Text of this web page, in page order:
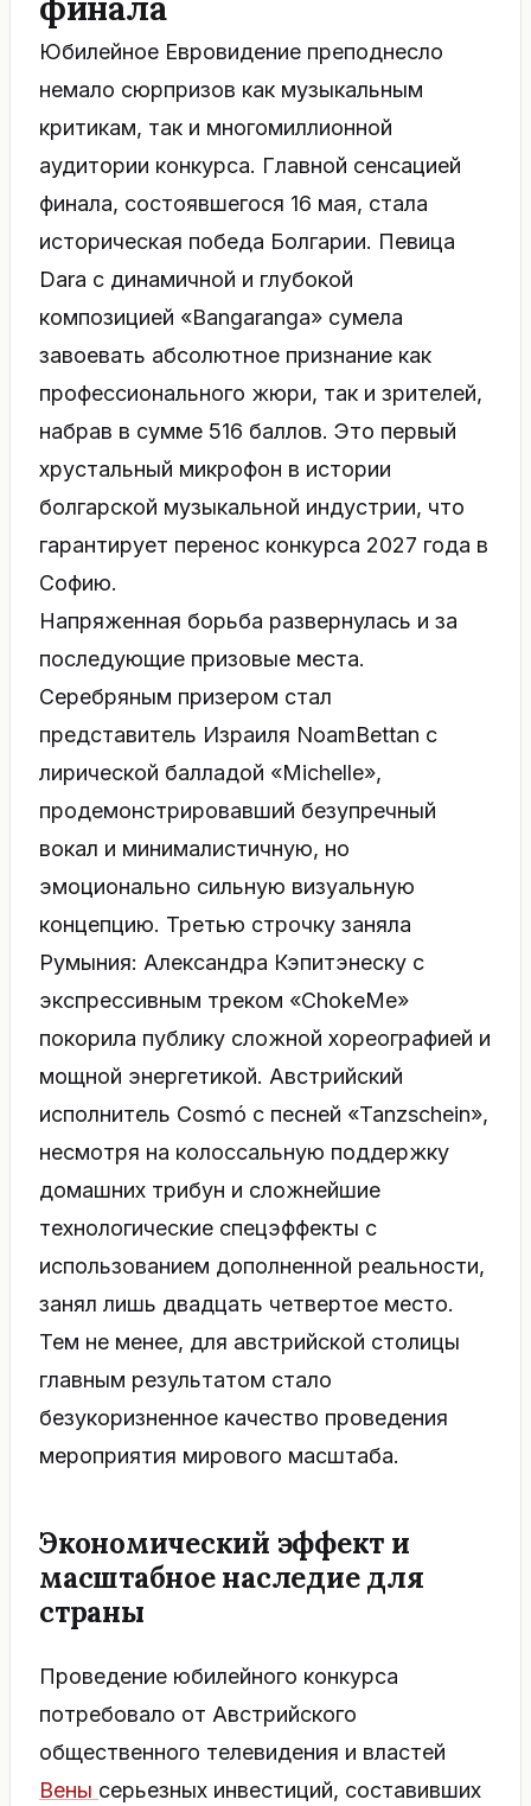
Юбилейное Евровидение преподнесло
немало сюрпризов как музыкальным
критикам, так и многомиллионной
аудитории конкурса. Главной сенсацией
финала, состоявшегося 16 мая, стала
историческая победа Болгарии. Певица
Dara с динамичной и глубокой
композицией «Bangaranga» сумела
завоевать абсолютное признание как
профессионального жюри, так и зрителей,
набрав в сумме 516 баллов. Это первый
хрустальный микрофон в истории
болгарской музыкальной индустрии, что
гарантирует перенос конкурса 2027 года в
Софию.
Напряженная борьба развернулась и за
последующие призовые места.
Серебряным призером стал
представитель Израиля NoamBettan с
лирической балладой «Michelle»,
продемонстрировавший безупречный
вокал и минималистичную, но
эмоционально сильную визуальную
концепцию. Третью строчку заняла
Румыния: Александра Кэпитэнеску с
экспрессивным треком «ChokeMe»
покорила публику сложной хореографией и
мощной энергетикой. Австрийский
исполнитель Cosmó с песней «Tanzschein»,
несмотря на колоссальную поддержку
домашних трибун и сложнейшие
технологические спецэффекты с
использованием дополненной реальности,
занял лишь двадцать четвертое место.
Тем не менее, для австрийской столицы
главным результатом стало
безукоризненное качество проведения
мероприятия мирового масштаба.
Экономический эффект и
масштабное наследие для
страны
Проведение юбилейного конкурса
потребовало от Австрийского
общественного телевидения и властей
Вены серьезных инвестиций, составивших